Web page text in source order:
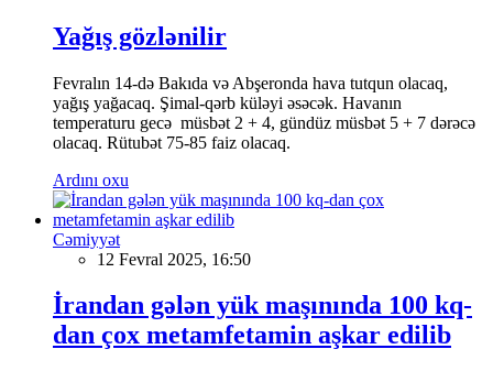
Yağış gözlənilir
Fevralın 14-də Bakıda və Abşeronda hava tutqun olacaq,
yağış yağacaq. Şimal-qərb küləyi əsəcək. Havanın
temperaturu gecə müsbət 2 + 4, gündüz müsbət 5 + 7 dərəcə
olacaq. Rütubət 75-85 faiz olacaq.
Ardını oxu
Cəmiyyət
12 Fevral 2025, 16:50
İrandan gələn yük maşınında 100 kq-
dan çox metamfetamin aşkar edilib